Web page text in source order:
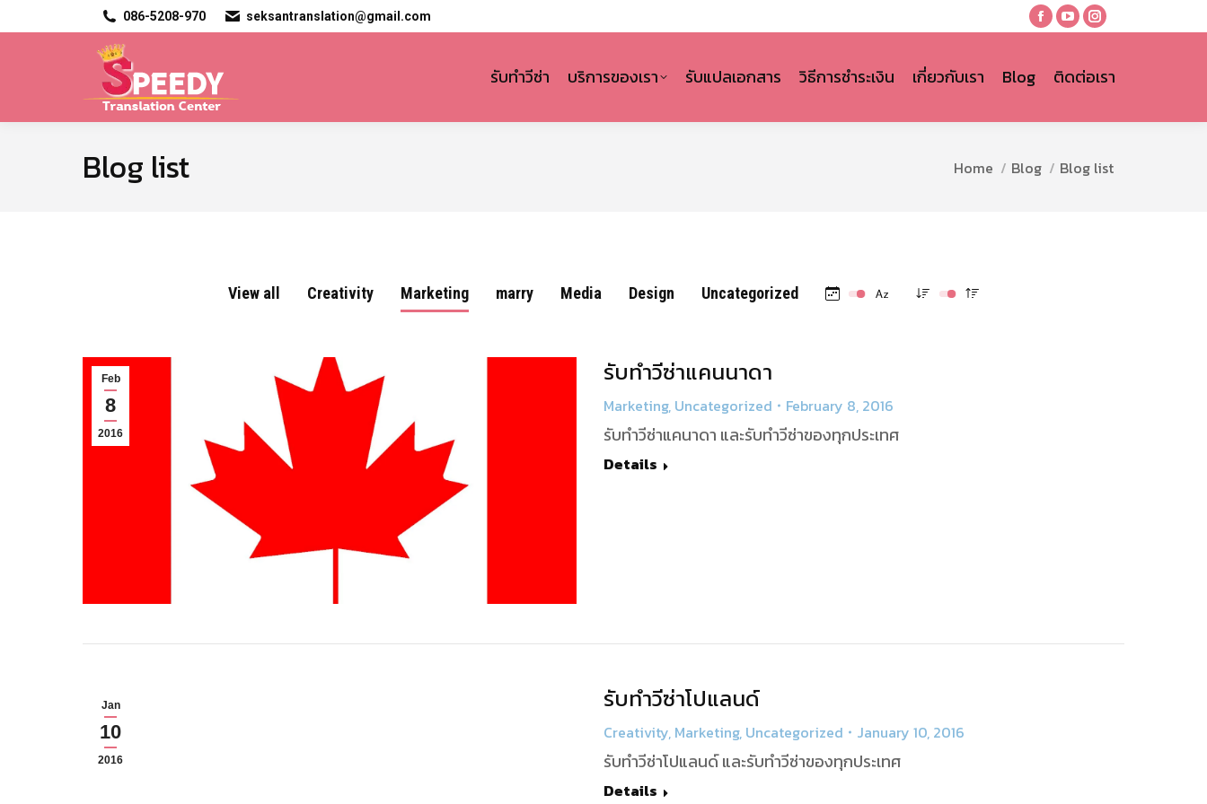
086-5208-970 seksantranslation@gmail.com
Facebook
opens
new
YouTube
opens
new
Instagram
opens
new
รับทำวีซ่า บริการของเรา รับแปลเอกสาร วิธีการชำระเงิน เกี่ยวกับเรา Blog ติดต่อเรา
Blog list You are here:
Home Blog Blog list
View all Creativity Marketing marry Media Design Uncategorized
Feb
8
2016
รับทำวีซ่าแคนนาดา
Marketing, Uncategorized February 8, 2016
รับทำวีซ่าแคนาดา และรับทำวีซ่าของทุกประเทศ
Details
Jan
10
2016
รับทำวีซ่าโปแลนด์
Creativity, Marketing, Uncategorized January 10, 2016
รับทำวีซ่าโปแลนด์ และรับทำวีซ่าของทุกประเทศ
Details